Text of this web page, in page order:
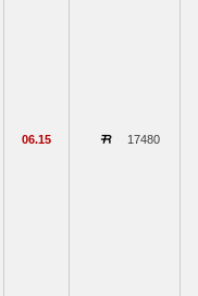
06.15 17480